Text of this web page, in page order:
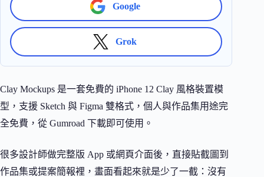
Google
Grok
Clay Mockups 是一套免費的 iPhone 12 Clay 風格裝置模
型，支援 Sketch 與 Figma 雙格式，個人與作品集用途完
全免費，從 Gumroad 下載即可使用。
很多設計師做完整版 App 或網頁介面後，直接貼截圖到
作品集或提案簡報裡，畫面看起來就是少了一截：沒有